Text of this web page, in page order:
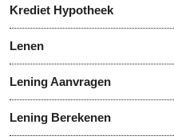
Krediet Hypotheek
Lenen
Lening Aanvragen
Lening Berekenen